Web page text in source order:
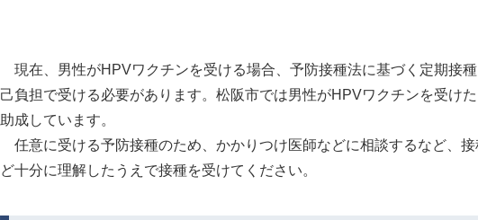
現在、男性がHPVワクチンを受ける場合、予防接種法に基づく定期接
己負担で受ける必要があります。松阪市では男性がHPVワクチンを受け
助成しています。
任意に受ける予防接種のため、かかりつけ医師などに相談するなど、
ど十分に理解したうえで接種を受けてください。